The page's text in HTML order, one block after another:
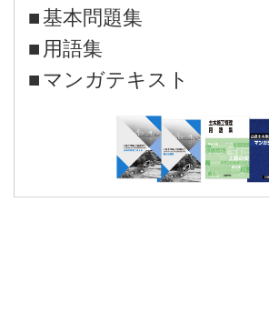
基本問題集
用語集
マンガテキスト